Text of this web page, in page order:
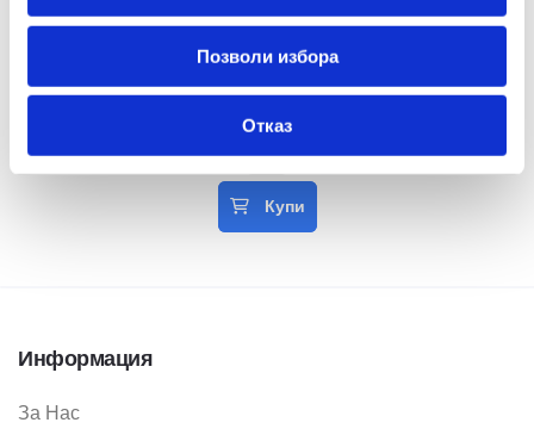
Позволи избора
Отказ
€ 3.06
5.99 лв.
€ 1.79 без ДДС
3.50 лв. без ДДС
- +
Купи
Информация
За Нас